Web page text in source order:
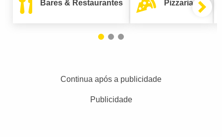
Bares & Restaurantes Pizzarias
Continua após a publicidade
Publicidade